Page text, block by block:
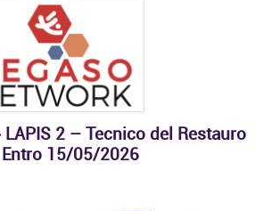
2 – Tecnico del Restauro
15/05/2026